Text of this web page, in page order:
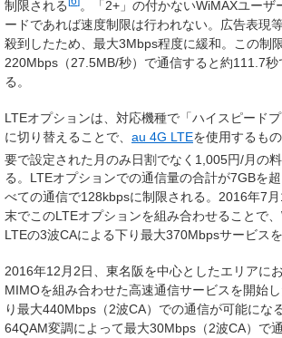
制限される
。「2+」の付かないWiMAXユーザ
ードであれば速度制限は行われない。広告表現
殺到したため、最大3Mbps程度に緩和。この制
220Mbps（27.5MB/秒）で通信すると約111.7秒
る。
LTEオプションは、対応機種で「ハイスピードプ
に切り替えることで、 au 4G LTEを使用するも
要で設定された月のみ日割でなく1,005円/月の
る。LTEオプションでの通信量の合計が7GBを
べての通信で128kbpsに制限される。2016年7
末でこのLTEオプションを組み合わせることで
LTEの3波CAによる下り最大370Mbpsサービス
2016年12月2日、東名阪を中心としたエリアに
MIMOを組み合わせた高速通信サービスを開始
り最大440Mbps（2波CA）での通信が可能にな
64QAM変調によって最大30Mbps（2波CA）で